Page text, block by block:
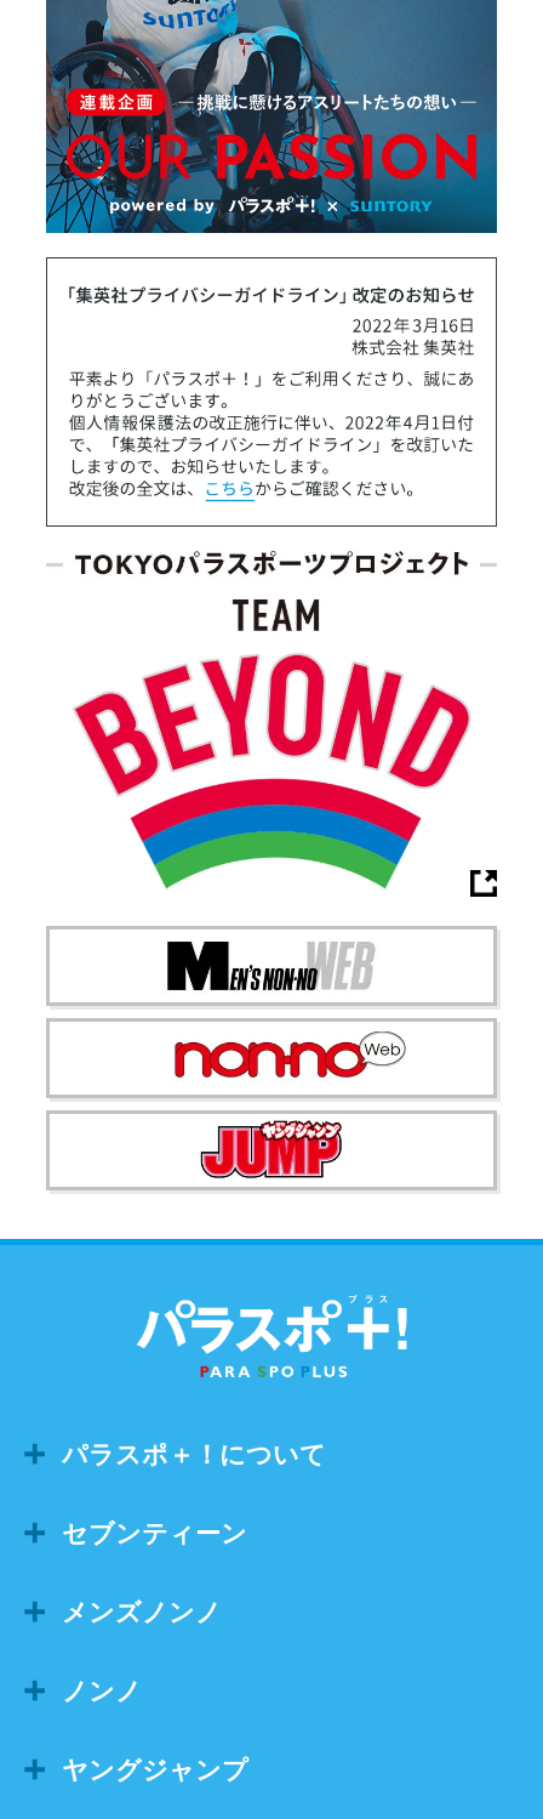
パラスポ＋！について
セブンティーン
メンズノンノ
ノンノ
ヤングジャンプ